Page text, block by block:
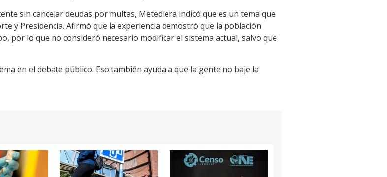
sin cancelar deudas por multas, Metediera indicó que es un tema que
y Presidencia. Afirmó que la experiencia demostró que la población
por lo que no consideró necesario modificar el sistema actual, salvo que
en el debate público. Eso también ayuda a que la gente no baje la